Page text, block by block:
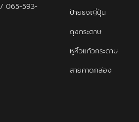
/ 065-593-
ป้ายธงญี่ปุ่น
ถุงกระดาษ
หูหิ้วแก้วกระดาษ
สายคาดกล่อง